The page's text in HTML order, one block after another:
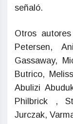
señaló.
Otros
Petersen,
Gassaway,
Butrico,
Abulizi
Philbrick ,
Jurczak,